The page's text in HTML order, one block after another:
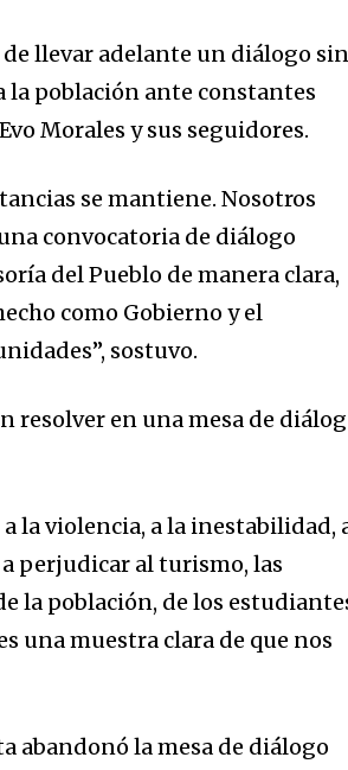
I've read and
llevar adelante un diálogo
la población ante constantes
Morales y sus seguidores.
se mantiene. Nosotros
convocatoria de diálogo
del Pueblo de manera clara,
como Gobierno y el
sostuvo.
resolver en una mesa de
la violencia, a la inestabilidad,
perjudicar al turismo, las
la población, de los
una muestra clara de que nos
abandonó la mesa de diálogo